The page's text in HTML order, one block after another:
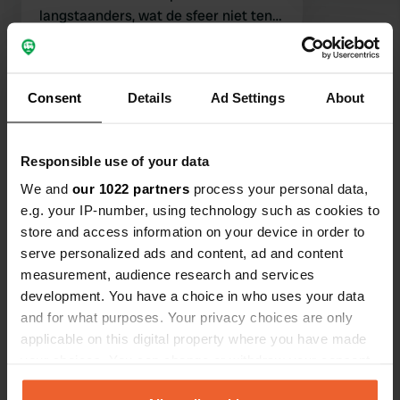
Consent Details Ad Settings About
Responsible use of your data
We and our 1022 partners process your personal data,
e.g. your IP-number, using technology such as cookies to
store and access information on your device in order to
serve personalized ads and content, ad and content
measurement, audience research and services
development. You have a choice in who uses your data
and for what purposes. Your privacy choices are only
applicable on this digital property where you have made
any time from the Cookie Declaration or by clicking on
langstaanders, wat de sfeer niet ten
Contact
Locatie
Leihoekstraat 7
Kopiëren